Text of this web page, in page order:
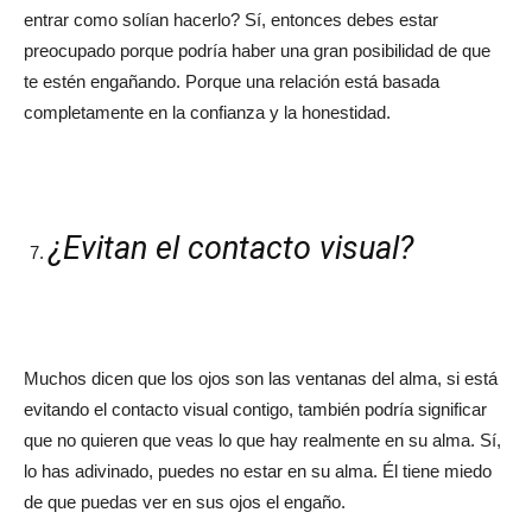
entrar como solían hacerlo? Sí, entonces debes estar
preocupado porque podría haber una gran posibilidad de que
te estén engañando. Porque una relación está basada
completamente en la confianza y la honestidad.
¿Evitan el contacto visual?
Muchos dicen que los ojos son las ventanas del alma, si está
evitando el contacto visual contigo, también podría significar
que no quieren que veas lo que hay realmente en su alma. Sí,
lo has adivinado, puedes no estar en su alma. Él tiene miedo
de que puedas ver en sus ojos el engaño.